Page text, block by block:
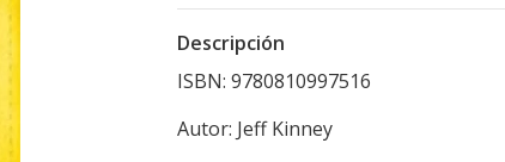
Descripción
ISBN: 9780810997516
Autor: Jeff Kinney